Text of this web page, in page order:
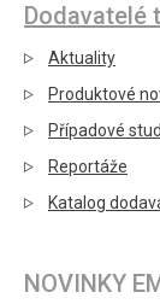
Dodavatelé
Aktuality
Produktové
Případové
Reportáže
Katalog
NOVINKY